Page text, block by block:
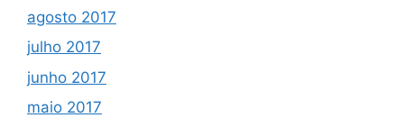
agosto 2017
julho 2017
junho 2017
maio 2017